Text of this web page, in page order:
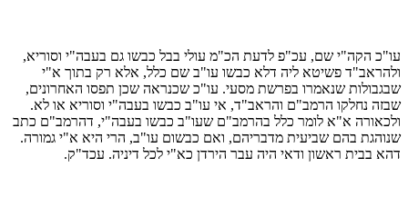
עו"כ הקה"י שם, עכ"פ לדעת הכ"מ עולי בבל כבשו גם בעבה"י וסוריא,
ולהראב"ד פשיטא ליה דלא כבשו עו"ב שם כלל, אלא רק בתוך א"י
שבגבולות שנאמרו בפרשת מסעי. עו"כ שכנראה שכן תפסו האחרונים,
שבזה נחלקו הרמב"ם והראב"ד, אי עו"ב כבשו בעבה"י וסוריא או לא.
ולכאורה א"א לומר כלל בהרמב"ם שעו"ב כבשו בעבה"י, דהרמב"ם כתב
שנוהגת בהם שביעית מדבריהם, ואם כבשום עו"ב, הרי היא א"י גמורה.
דהא בבית ראשון ודאי היה עבר הירדן כא"י לכל דיניה. עכד"ק.